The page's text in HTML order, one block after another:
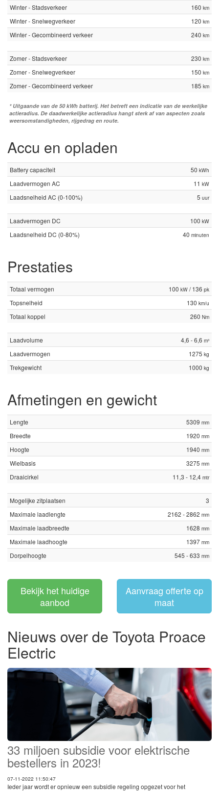
Winter - Stadsverkeer 160 km
Winter - Snelwegverkeer 120 km
Winter - Gecombineerd verkeer 240 km
Zomer - Stadsverkeer 230 km
Zomer - Snelwegverkeer 150 km
Zomer - Gecombineerd verkeer 185 km
* Uitgaande van de 50 kWh batterij. Het betreft een indicatie van de werkelijke
actieradius. De daadwerkelijke actieradius hangt sterk af van aspecten zoals
weersomstandigheden, rijgedrag en route.
Accu en opladen
Battery capaciteit 50 kWh
Laadvermogen AC 11 kW
Laadsnelheid AC (0-100%) 5 uur
Laadvermogen DC 100 kW
Laadsnelheid DC (0-80%) 40 minuten
Prestaties
Totaal vermogen 100 kW / 136 pk
Topsnelheid 130 km/u
Totaal koppel 260 Nm
Laadvolume 4,6 - 6,6 m³
Laadvermogen 1275 kg
Trekgewicht 1000 kg
Afmetingen en gewicht
Lengte 5309 mm
Breedte 1920 mm
Hoogte 1940 mm
Wielbasis 3275 mm
Draaicirkel 11,3 - 12,4 mtr
Mogelijke zitplaatsen
3
Maximale laadlengte
2162 - 2862 mm
Maximale laadbreedte 1628 mm
Maximale laadhoogte 1397 mm
Dorpelhoogte 545 - 633 mm
Bekijk het huidige
aanbod
Aanvraag offerte op
maat
Nieuws over de Toyota Proace
Electric
33 miljoen subsidie voor elektrische
bestellers in 2023!
07-11-2022 11:50:47
Ieder jaar wordt er opnieuw een subsidie regeling opgezet voor het